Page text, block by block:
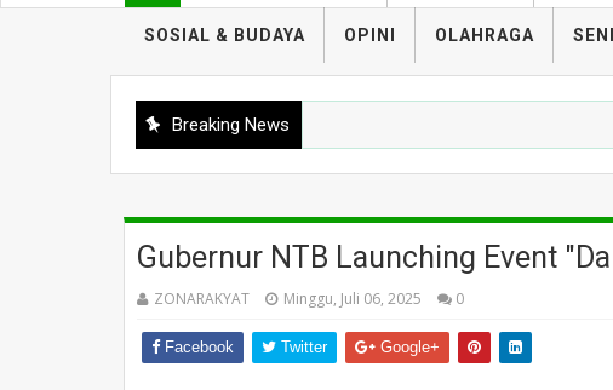
SOSIAL & BUDAYA OPINI OLAHRAGA
Breaking News
Gubernur NTB Launching Event
ZONARAKYAT Minggu, Juli 06, 2025 0
Facebook Twitter Google+